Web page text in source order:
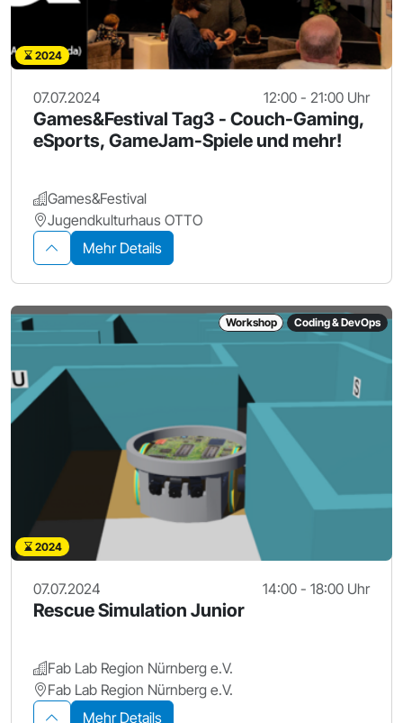
2024
07.07.2024 12:00 - 21:00 Uhr
Games&Festival Tag3 - Couch-Gaming,
eSports, GameJam-Spiele und mehr!
Games&Festival
Jugendkulturhaus OTTO
Mehr Details
Workshop Coding & DevOps
2024
07.07.2024 14:00 - 18:00 Uhr
Rescue Simulation Junior
Fab Lab Region Nürnberg e.V.
Fab Lab Region Nürnberg e.V.
Mehr Details